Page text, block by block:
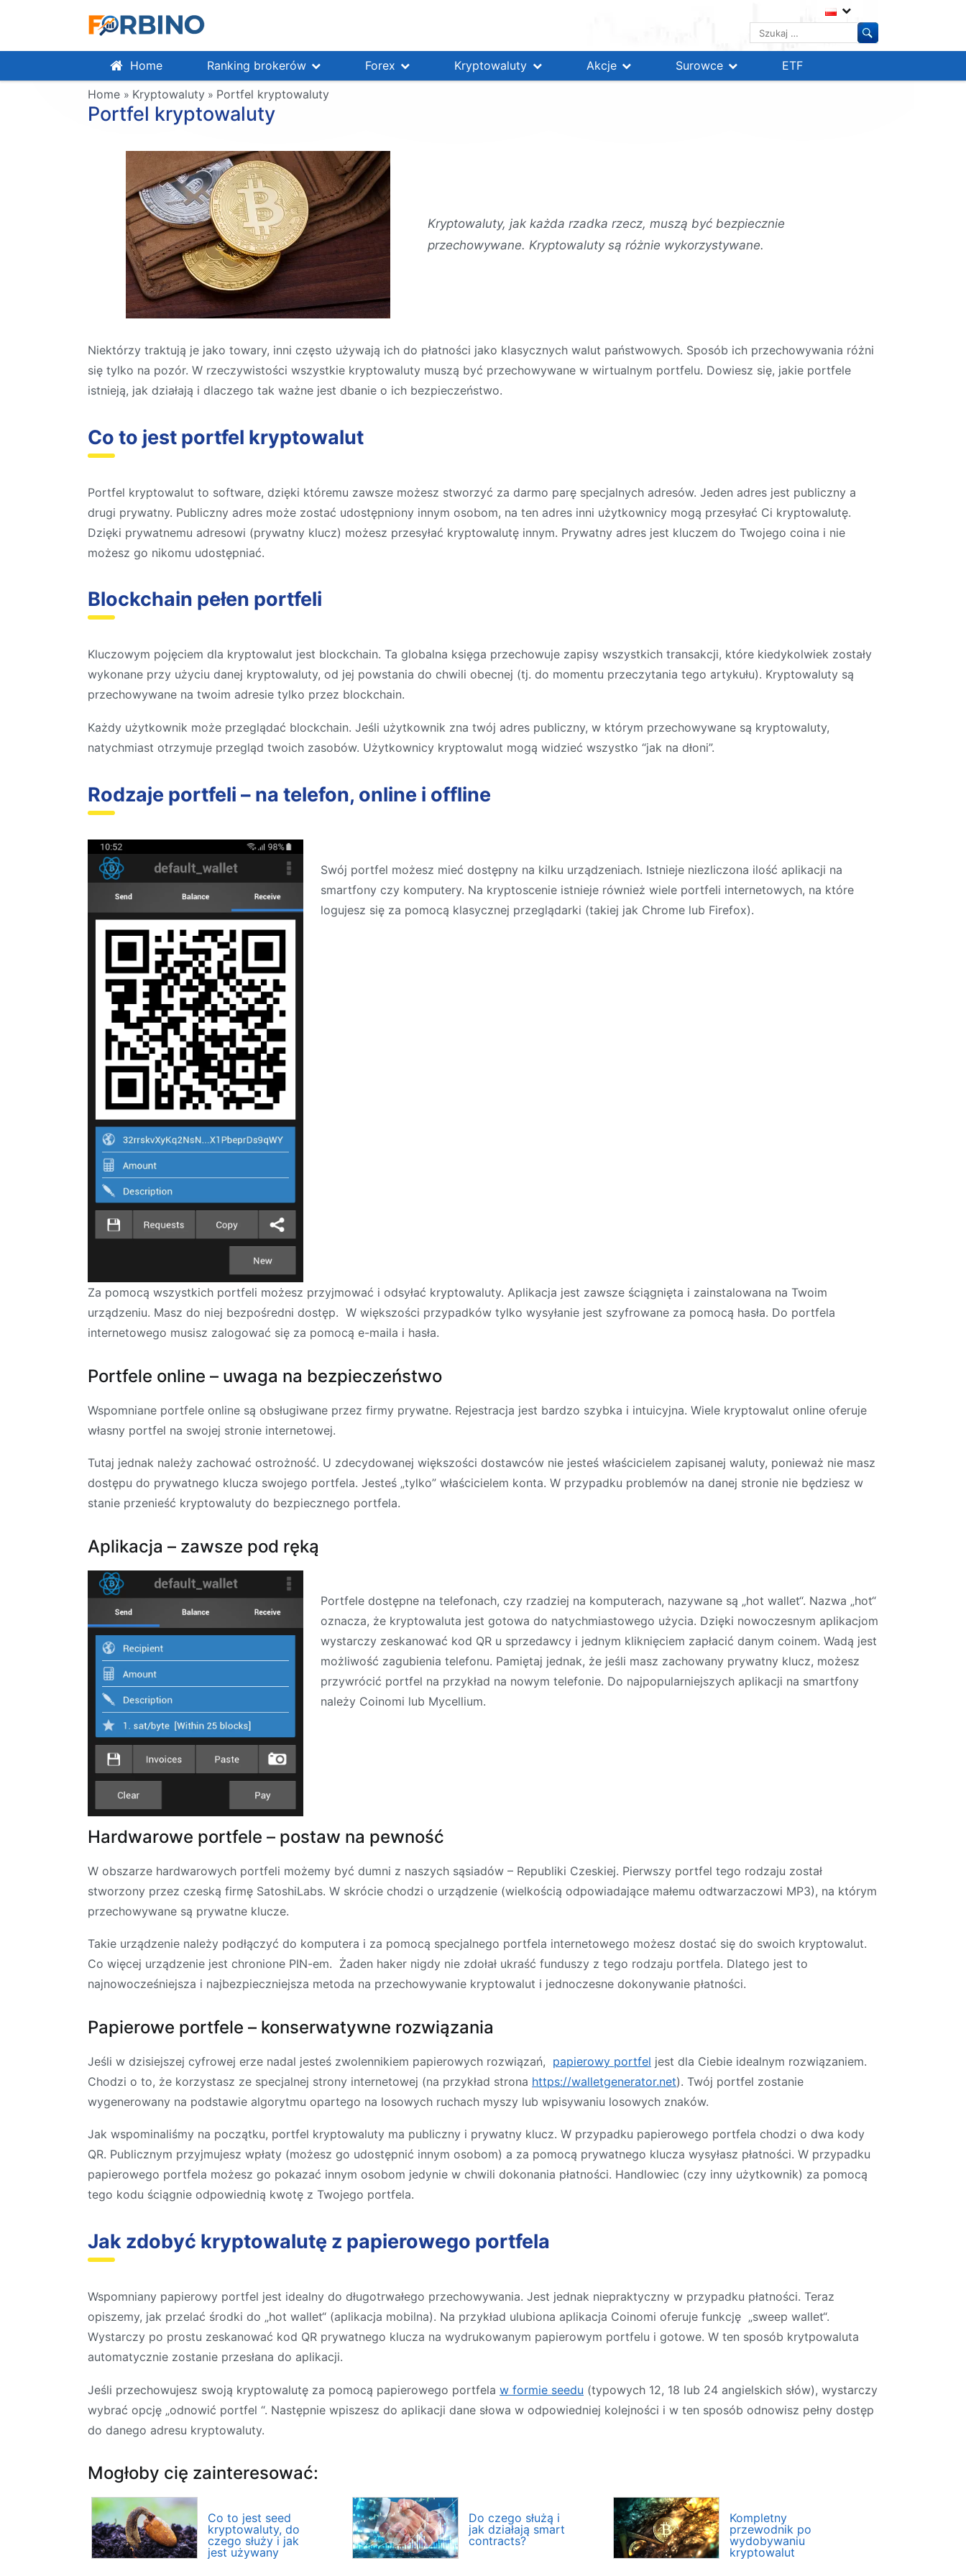
Szukaj:
Home Ranking brokerów Forex Kryptowaluty Akcje Surowce
ETF
Home » Kryptowaluty » Portfel kryptowaluty
Portfel kryptowaluty
Kryptowaluty, jak każda rzadka rzecz, muszą być bezpiecznie
przechowywane. Kryptowaluty są różnie wykorzystywane.
Niektórzy traktują je jako towary, inni często używają ich do płatności jako klasycznych walut państwowych. Sposób ich przechowywania różni
się tylko na pozór. W rzeczywistości wszystkie kryptowaluty muszą być przechowywane w wirtualnym portfelu. Dowiesz się, jakie portfele
istnieją, jak działają i dlaczego tak ważne jest dbanie o ich bezpieczeństwo.
Co to jest portfel kryptowalut
Portfel kryptowalut to software, dzięki któremu zawsze możesz stworzyć za darmo parę specjalnych adresów. Jeden adres jest publiczny a
drugi prywatny. Publiczny adres może zostać udostępniony innym osobom, na ten adres inni użytkownicy mogą przesyłać Ci kryptowalutę.
Dzięki prywatnemu adresowi (prywatny klucz) możesz przesyłać kryptowalutę innym. Prywatny adres jest kluczem do Twojego coina i nie
możesz go nikomu udostępniać.
Blockchain pełen portfeli
Kluczowym pojęciem dla kryptowalut jest blockchain. Ta globalna księga przechowuje zapisy wszystkich transakcji, które kiedykolwiek zostały
wykonane przy użyciu danej kryptowaluty, od jej powstania do chwili obecnej (tj. do momentu przeczytania tego artykułu). Kryptowaluty są
przechowywane na twoim adresie tylko przez blockchain.
Każdy użytkownik może przeglądać blockchain. Jeśli użytkownik zna twój adres publiczny, w którym przechowywane są kryptowaluty,
natychmiast otrzymuje przegląd twoich zasobów. Użytkownicy kryptowalut mogą widzieć wszystko “jak na dłoni”.
Rodzaje portfeli – na telefon, online i offline
Swój portfel możesz mieć dostępny na kilku urządzeniach. Istnieje niezliczona ilość aplikacji na
smartfony czy komputery. Na kryptoscenie istnieje również wiele portfeli internetowych, na które
logujesz się za pomocą klasycznej przeglądarki (takiej jak Chrome lub Firefox).
Za pomocą wszystkich portfeli możesz przyjmować i odsyłać kryptowaluty. Aplikacja jest zawsze ściągnięta i zainstalowana na Twoim
urządzeniu. Masz do niej bezpośredni dostęp. W większości przypadków tylko wysyłanie jest szyfrowane za pomocą hasła. Do portfela
internetowego musisz zalogować się za pomocą e-maila i hasła.
Portfele online – uwaga na bezpieczeństwo
Wspomniane portfele online są obsługiwane przez firmy prywatne. Rejestracja jest bardzo szybka i intuicyjna. Wiele kryptowalut online oferuje
własny portfel na swojej stronie internetowej.
Tutaj jednak należy zachować ostrożność. U zdecydowanej większości dostawców nie jesteś właścicielem zapisanej waluty, ponieważ nie masz
dostępu do prywatnego klucza swojego portfela. Jesteś „tylko” właścicielem konta. W przypadku problemów na danej stronie nie będziesz w
stanie przenieść kryptowaluty do bezpiecznego portfela.
Aplikacja – zawsze pod ręką
Portfele dostępne na telefonach, czy rzadziej na komputerach, nazywane są „hot wallet“. Nazwa „hot“
oznacza, że kryptowaluta jest gotowa do natychmiastowego użycia. Dzięki nowoczesnym aplikacjom
wystarczy zeskanować kod QR u sprzedawcy i jednym kliknięciem zapłacić danym coinem. Wadą jest
możliwość zagubienia telefonu. Pamiętaj jednak, że jeśli masz zachowany prywatny klucz, możesz
przywrócić portfel na przykład na nowym telefonie. Do najpopularniejszych aplikacji na smartfony
należy Coinomi lub Mycellium.
Hardwarowe portfele – postaw na pewność
W obszarze hardwarowych portfeli możemy być dumni z naszych sąsiadów – Republiki Czeskiej. Pierwszy portfel tego rodzaju został
stworzony przez czeską firmę SatoshiLabs. W skrócie chodzi o urządzenie (wielkością odpowiadające małemu odtwarzaczowi MP3), na którym
przechowywane są prywatne klucze.
Takie urządzenie należy podłączyć do komputera i za pomocą specjalnego portfela internetowego możesz dostać się do swoich kryptowalut.
Co więcej urządzenie jest chronione PIN-em. Żaden haker nigdy nie zdołał ukraść funduszy z tego rodzaju portfela. Dlatego jest to
najnowocześniejsza i najbezpieczniejsza metoda na przechowywanie kryptowalut i jednoczesne dokonywanie płatności.
Papierowe portfele – konserwatywne rozwiązania
Jeśli w dzisiejszej cyfrowej erze nadal jesteś zwolennikiem papierowych rozwiązań, papierowy portfel jest dla Ciebie idealnym rozwiązaniem.
Chodzi o to, że korzystasz ze specjalnej strony internetowej (na przykład strona https://walletgenerator.net). Twój portfel zostanie
wygenerowany na podstawie algorytmu opartego na losowych ruchach myszy lub wpisywaniu losowych znaków.
Jak wspominaliśmy na początku, portfel kryptowaluty ma publiczny i prywatny klucz. W przypadku papierowego portfela chodzi o dwa kody
QR. Publicznym przyjmujesz wpłaty (możesz go udostępnić innym osobom) a za pomocą prywatnego klucza wysyłasz płatności. W przypadku
papierowego portfela możesz go pokazać innym osobom jedynie w chwili dokonania płatności. Handlowiec (czy inny użytkownik) za pomocą
tego kodu ściągnie odpowiednią kwotę z Twojego portfela.
Jak zdobyć kryptowalutę z papierowego portfela
Wspomniany papierowy portfel jest idealny do długotrwałego przechowywania. Jest jednak niepraktyczny w przypadku płatności. Teraz
opiszemy, jak przelać środki do „hot wallet“ (aplikacja mobilna). Na przykład ulubiona aplikacja Coinomi oferuje funkcję „sweep wallet“.
Wystarczy po prostu zeskanować kod QR prywatnego klucza na wydrukowanym papierowym portfelu i gotowe. W ten sposób krytpowaluta
automatycznie zostanie przesłana do aplikacji.
Jeśli przechowujesz swoją kryptowalutę za pomocą papierowego portfela w formie seedu (typowych 12, 18 lub 24 angielskich słów), wystarczy
wybrać opcję „odnowić portfel “. Następnie wpiszesz do aplikacji dane słowa w odpowiedniej kolejności i w ten sposób odnowisz pełny dostęp
do danego adresu kryptowaluty.
Mogłoby cię zainteresować:
Co to jest seed
kryptowaluty, do
czego służy i jak
jest używany
Do czego służą i
jak działają smart
contracts?
Kompletny
przewodnik po
wydobywaniu
kryptowalut